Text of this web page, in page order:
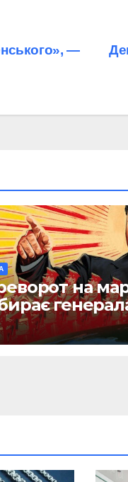
—
на
на себе
Китаю